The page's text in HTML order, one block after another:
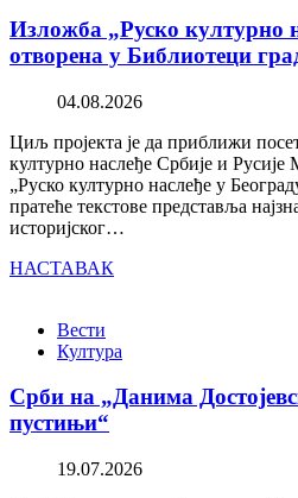
Изложба „Руско културно
отворена у Библиотеци
04.08.2026
Циљ пројекта је да приближи
културно наслеђе Србије и
„Руско културно наслеђе у
пратеће текстове представља
историјског…
НАСТАВАК
Вести
Култура
Срби на „Данима
пустињи“
19.07.2026